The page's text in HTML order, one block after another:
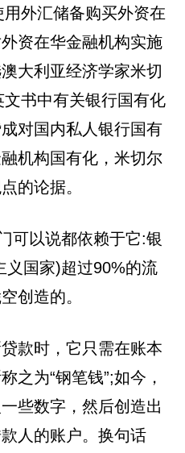
外汇储备购买外资在
资在华金融机构实施
大利亚经济学家米切
书中有关银行国有化
对国内私人银行国有
机构国有化，米切尔
的论据。
可以说都依赖于它:银
义国家)超过90%的流
创造的。
款时，它只需在账本
之为“钢笔钱”;如今，
些数字，然后创造出
人的账户。换句话